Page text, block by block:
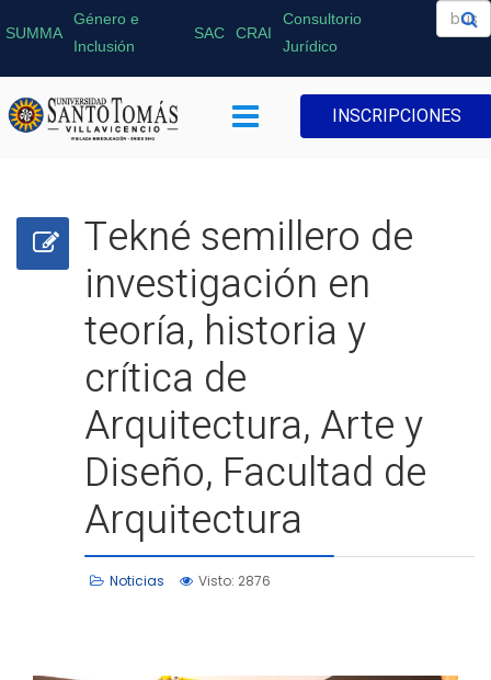
SUMMA
Género e
Inclusión
SAC CRAI
Consultorio
Jurídico
INSCRIPCIONES
Tekné semillero de
investigación en
teoría, historia y
crítica de
Arquitectura, Arte y
Diseño, Facultad de
Arquitectura
Noticias Visto: 2876